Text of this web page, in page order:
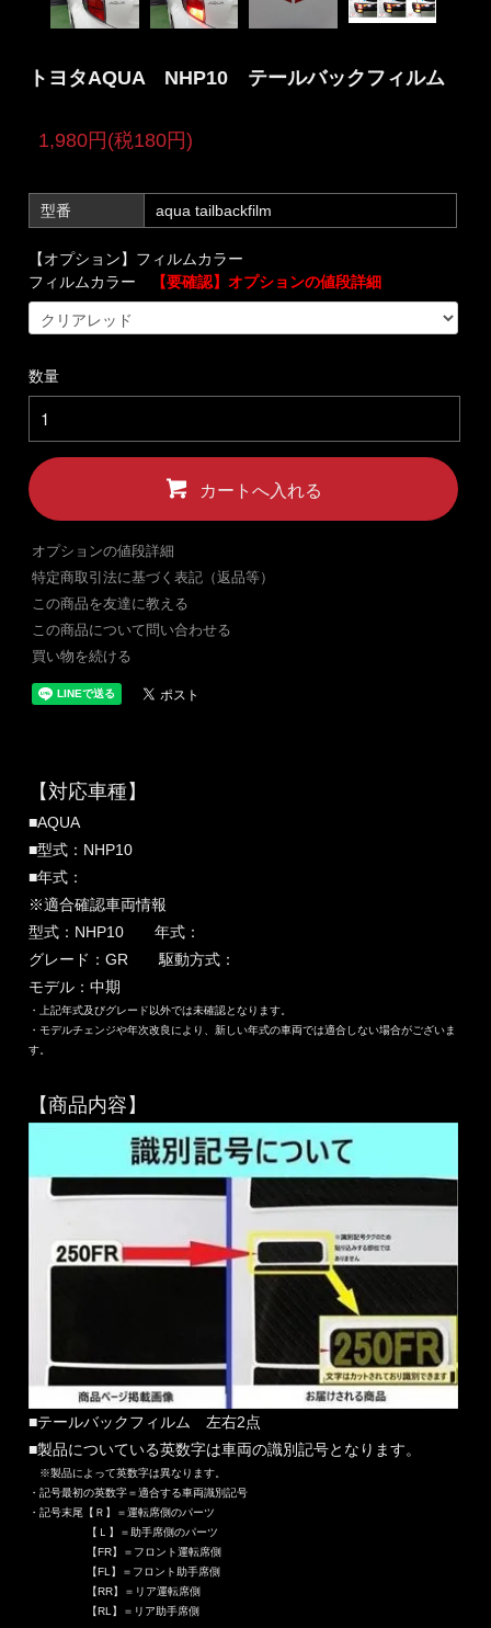
トヨタAQUA NHP10 テールバックフィルム
1,980円(税180円)
型番 aqua tailbackfilm
【オプション】フィルムカラー
フィルムカラー
【要確認】オプションの値段詳細
数量
カートへ入れる
オプションの値段詳細
特定商取引法に基づく表記（返品等）
この商品を友達に教える
この商品について問い合わせる
買い物を続ける
【対応車種】
■AQUA
■型式：NHP10
■年式：
※適合確認車両情報
型式：NHP10 年式：
グレード：GR 駆動方式：
モデル：中期
・上記年式及びグレード以外では未確認となります。
・モデルチェンジや年次改良により、新しい年式の車両では適合しない場合がございま
す。
【商品内容】
■テールバックフィルム 左右2点
■製品についている英数字は車両の識別記号となります。
※製品によって英数字は異なります。
・記号最初の英数字＝適合する車両識別記号
・記号末尾【Ｒ】＝運転席側のパーツ
【Ｌ】＝助手席側のパーツ
【FR】＝フロント運転席側
【FL】＝フロント助手席側
【RR】＝リア運転席側
【RL】＝リア助手席側